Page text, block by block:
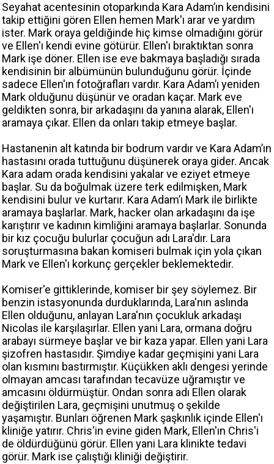
Seyahat acentesinin otoparkında Kara Adam’ın kendisini
takip ettiğini gören Ellen hemen Mark'ı arar ve yardım
ister. Mark oraya geldiğinde hiç kimse olmadığını görür
ve Ellen'ı kendi evine götürür. Ellen'ı bıraktıktan sonra
Mark işe döner. Ellen ise eve bakmaya başladığı sırada
kendisinin bir albümünün bulunduğunu görür. İçinde
sadece Ellen'ın fotoğrafları vardır. Kara Adam’ı yeniden
Mark olduğunu düşünür ve oradan kaçar. Mark eve
geldikten sonra, bir arkadaşını da yanına alarak, Ellen'ı
aramaya çıkar. Ellen da onları takip etmeye başlar.
Hastanenin alt katında bir bodrum vardır ve Kara Adam’ın
hastasını orada tuttuğunu düşünerek oraya gider. Ancak
Kara adam orada kendisini yakalar ve eziyet etmeye
başlar. Su da boğulmak üzere terk edilmişken, Mark
kendisini bulur ve kurtarır. Kara Adam’ı Mark ile birlikte
aramaya başlarlar. Mark, hacker olan arkadaşını da işe
karıştırır ve kadının kimliğini aramaya başlarlar. Sonunda
bir kız çocuğu bulurlar çocuğun adı Lara'dır. Lara
soruşturmasına bakan komiseri bulmak için yola çıkan
Mark ve Ellen'ı korkunç gerçekler beklemektedir.
Komiser'e gittiklerinde, komiser bir şey söylemez. Bir
benzin istasyonunda durduklarında, Lara'nın aslında
Ellen olduğunu, anlayan Lara'nın çocukluk arkadaşı
Nicolas ile karşılaşırlar. Ellen yani Lara, ormana doğru
arabayı sürmeye başlar ve bir kaza yapar. Ellen yani Lara
şizofren hastasıdır. Şimdiye kadar geçmişini yani Lara
olan kısmını bastırmıştır. Küçükken aklı dengesi yerinde
olmayan amcası tarafından tecavüze uğramıştır ve
amcasını öldürmüştür. Ondan sonra adı Ellen olarak
değiştirilen Lara, geçmişini unutmuş o şekilde
yaşamıştır. Bunları öğrenen Mark şaşkınlık içinde Ellen'ı
kliniğe yatırır. Chris'in evine giden Mark, Ellen'ın Chris'i
de öldürdüğünü görür. Ellen yani Lara klinikte tedavi
görür. Mark ise çalıştığı kliniği değiştirir.